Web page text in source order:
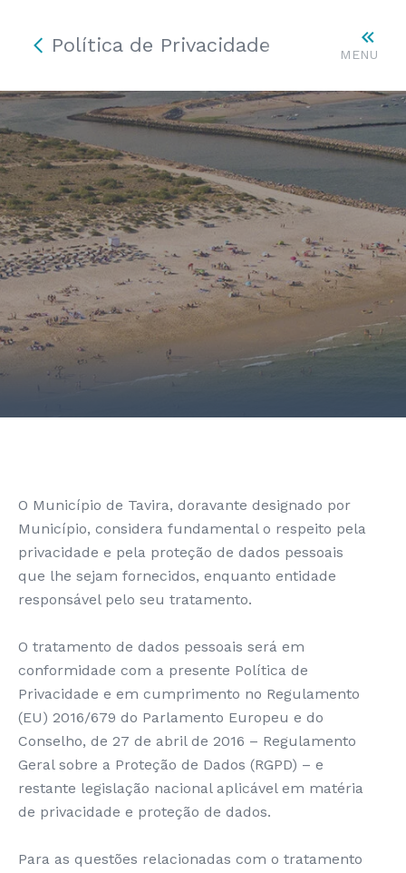
MENU
Política de Privacidade
O Município de Tavira, doravante designado por
Município, considera fundamental o respeito pela
privacidade e pela proteção de dados pessoais
que lhe sejam fornecidos, enquanto entidade
responsável pelo seu tratamento.
O tratamento de dados pessoais será em
conformidade com a presente Política de
Privacidade e em cumprimento no Regulamento
(EU) 2016/679 do Parlamento Europeu e do
Conselho, de 27 de abril de 2016 – Regulamento
Geral sobre a Proteção de Dados (RGPD) – e
restante legislação nacional aplicável em matéria
de privacidade e proteção de dados.
Para as questões relacionadas com o tratamento